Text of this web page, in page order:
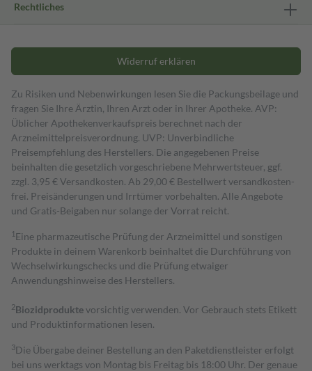
Rechtliches
Widerruf erklären
Zu Risiken und Nebenwirkungen lesen Sie die Packungsbeilage und
fragen Sie Ihre Ärztin, Ihren Arzt oder in Ihrer Apotheke. AVP:
Üblicher Apothekenverkaufspreis berechnet nach der
Arzneimittelpreisverordnung. UVP: Unverbindliche
Preisempfehlung des Herstellers. Die angegebenen Preise
beinhalten die gesetzlich vorgeschriebene Mehrwertsteuer, ggf.
zzgl. 3,95 € Versandkosten. Ab 29,00 € Bestell­wert versand­kosten­
frei. Preisänderungen und Irrtümer vorbehalten. Alle Angebote
und Gratis-Beigaben nur solange der Vorrat reicht.
1 Eine pharmazeutische Prüfung der Arzneimittel und sonstigen
Produkte in deinem Warenkorb beinhaltet die Durchführung von
Wechselwirkungschecks und die Prüfung etwaiger
Anwendungshinweise des Herstellers.
2Biozidproduktevorsichtig verwenden. Vor Gebrauch stets Etikett
und Produktinformationen lesen.
3Die Übergabe deiner Bestellung an den Paketdienstleister erfolgt
bei uns werktags von Montag bis Freitag bis 18:00 Uhr. Der genaue